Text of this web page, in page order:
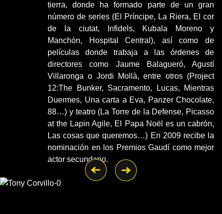
tierra, donde ha formado parte de un gran
número de series (El Príncipe, La Riera, El cor
de la ciutat, Infidels, Kubala Moreno y
Manchón, Hospital Central), así como de
películas donde trabaja a las órdenes de
directores como Jaume Balagueró, Agustí
Villaronga o Jordi Mollà, entre otros (Project
12:The Bunker, Sacramento, Lucas, Mientras
Duermes, Una carta a Eva, Panzer Chocolate,
88…) y teatro (La Torre de la Defense, Picasso
at the Lapin Agile, El Papa Noël es un cabrón,
Las cosas que queremos…) En 2009 recibe la
nominación en los Premios Gaudí como mejor
actor secundario.